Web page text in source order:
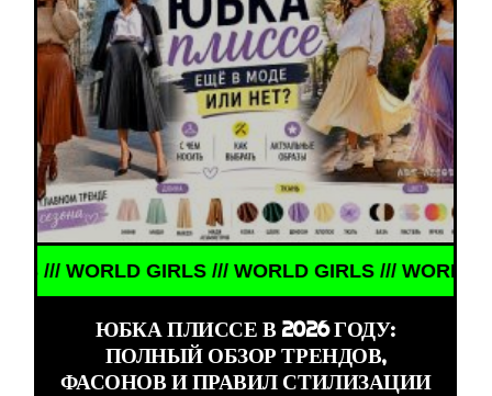
WORLD GIRLS /// WORLD GIRLS ///
ЮБКА ПЛИССЕ В 2026 ГОДУ:
ПОЛНЫЙ ОБЗОР ТРЕНДОВ,
ФАСОНОВ И ПРАВИЛ СТИЛИЗАЦИИ